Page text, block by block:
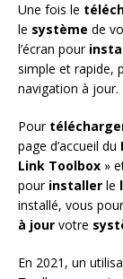
Une fois le
le système de
l’écran pour
simple et rapide,
navigation à jour.
Pour
page d’accueil du
Link Toolbox »
pour installer le
installé, vous
à jour votre
En 2021, un